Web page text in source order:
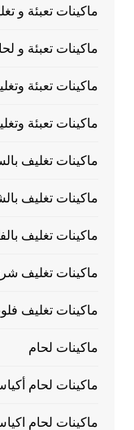
ماكينات تعبئة و
ماكينات تعبئة و
ماكينات تعبئة
ماكينات تعبئة
ماكينات تغليف
ماكينات تغليف
ماكينات تغليف
ماكينات تغليف
ماكينات تغليف
ماكينات لحام
ماكينات لحام
ماكينات لحام